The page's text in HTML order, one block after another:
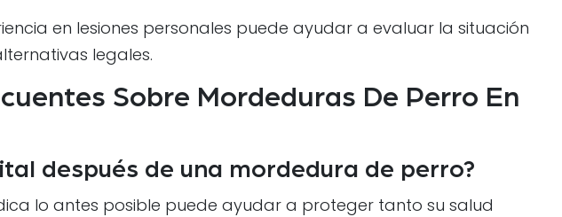
en lesiones personales puede ayudar a evaluar la situación
legales.
Sobre Mordeduras De Perro En
después de una mordedura de perro?
lo antes posible puede ayudar a proteger tanto su salud